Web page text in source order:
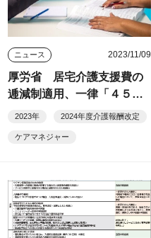
ニュース 2023/11/09
厚労省 居宅介護支援費の
逓減制適用、一律「４５件
以上」提案
2023年 2024年度介護報酬改定
ケアマネジャー